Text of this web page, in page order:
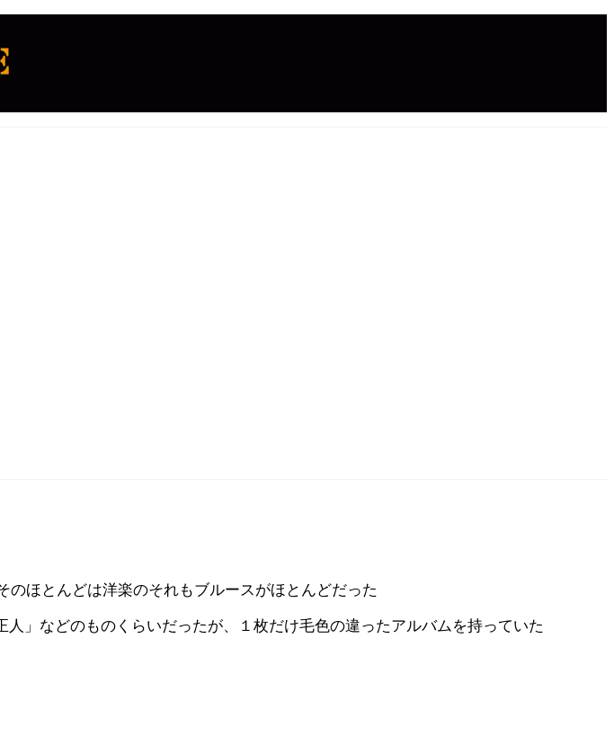
ほとんどは洋楽のそれもブルースがほとんどだった
」などのものくらいだったが、１枚だけ毛色の違ったアルバムを持っていた